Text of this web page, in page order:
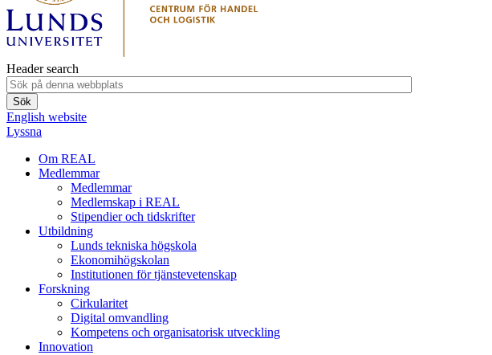
Header search
English website
Lyssna
Om REAL
Medlemmar
Medlemmar
Medlemskap i REAL
Stipendier och tidskrifter
Utbildning
Lunds tekniska högskola
Ekonomihögskolan
Institutionen för tjänstevetenskap
Forskning
Cirkularitet
Digital omvandling
Kompetens och organisatorisk utveckling
Innovation